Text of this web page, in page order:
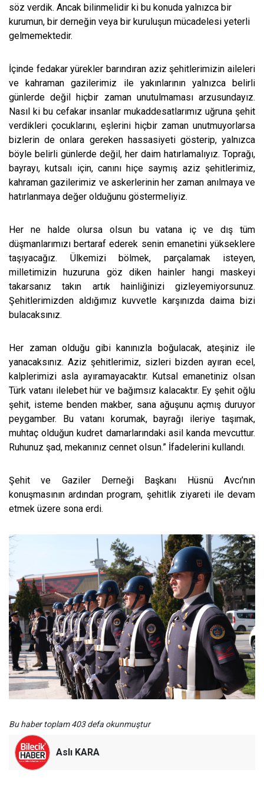
söz verdik. Ancak bilinmelidir ki bu konuda yalnızca bir
kurumun, bir derneğin veya bir kuruluşun mücadelesi yeterli
gelmemektedir.
İçinde fedakar yürekler barındıran aziz şehitlerimizin aileleri
ve kahraman gazilerimiz ile yakınlarının yalnızca belirli
günlerde değil hiçbir zaman unutulmaması arzusundayız.
Nasıl ki bu cefakar insanlar mukaddesatlarımız uğruna şehit
verdikleri çocuklarını, eşlerini hiçbir zaman unutmuyorlarsa
bizlerin de onlara gereken hassasiyeti gösterip, yalnızca
böyle belirli günlerde değil, her daim hatırlamalıyız. Toprağı,
bayrayı, kutsalı için, canını hiçe saymış aziz şehitlerimiz,
kahraman gazilerimiz ve askerlerinin her zaman anılmaya ve
hatırlanmaya değer olduğunu göstermeliyiz.
Her ne halde olursa olsun bu vatana iç ve dış tüm
düşmanlarımızı bertaraf ederek senin emanetini yükseklere
taşıyacağız. Ülkemizi bölmek, parçalamak isteyen,
milletimizin huzuruna göz diken hainler hangi maskeyi
takarsanız takın artık hainliğinizi gizleyemiyorsunuz.
Şehitlerimizden aldığımız kuvvetle karşınızda daima bizi
bulacaksınız.
Her zaman olduğu gibi kanınızla boğulacak, ateşiniz ile
yanacaksınız. Aziz şehitlerimiz, sizleri bizden ayıran ecel,
kalplerimizi asla ayıramayacaktır. Kutsal emanetiniz olsan
Türk vatanı ilelebet hür ve bağımsız kalacaktır. Ey şehit oğlu
şehit, isteme benden makber, sana ağuşunu açmış duruyor
peygamber. Bu vatanı korumak, bayrağı ileriye taşımak,
muhtaç olduğun kudret damarlarındaki asil kanda mevcuttur.
Ruhunuz şad, mekanınız cennet olsun.” İfadelerini kullandı.
Şehit ve Gaziler Derneği Başkanı Hüsnü Avcı’nın
konuşmasının ardından program, şehitlik ziyareti ile devam
etmek üzere sona erdi.
Bu haber toplam 403 defa okunmuştur
Aslı KARA